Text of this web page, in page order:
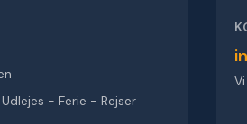
- Ferie - Rejser